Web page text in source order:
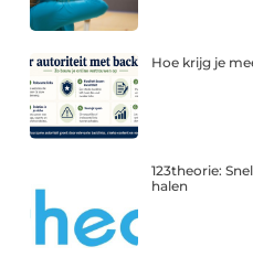
Hoe krijg je
123theorie:
halen